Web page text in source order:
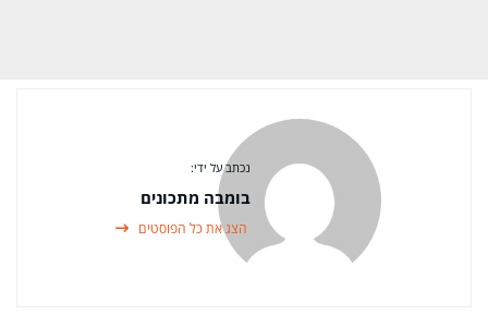
נכתב על ידי:
בומבה מתכונים
הצג את כל הפוסטים